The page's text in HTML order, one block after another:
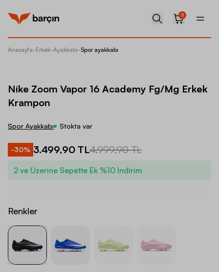
0
Anasayfa-Erkek-Ayakkabı-Spor ayakkabı
Nike Zoom Vapor 16 Academy Fg/Mg Erkek
Krampon
Spor Ayakkabı Stokta var
-30% 3.499,90 TL4.999,90 TL
2 ve Üzerine Sepette Ek %10 İndirim
Renkler